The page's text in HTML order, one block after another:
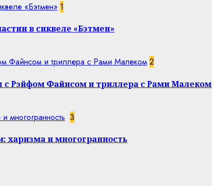
«Бэтмен» 1
в сиквеле «Бэтмен»
Файнсом и триллера с Рами Малеком 2
Рэйфом Файнсом и триллера с Рами Малеком
многогранность 3
и многогранность